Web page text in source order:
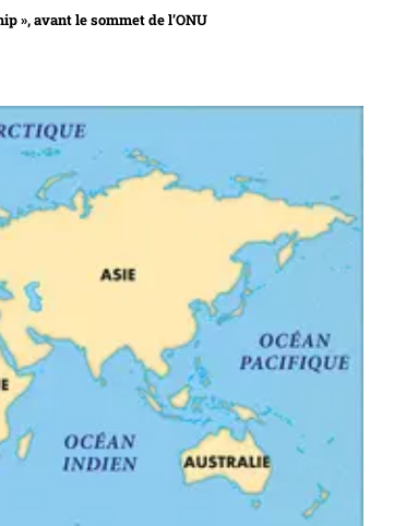
», avant le sommet de l’ONU